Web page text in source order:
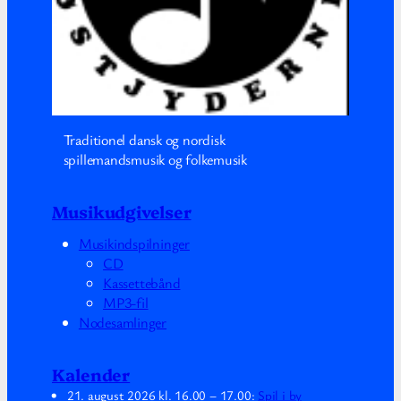
Traditionel dansk og nordisk
spillemandsmusik og folkemusik
Musikudgivelser
Musikindspilninger
CD
Kassettebånd
MP3-fil
Nodesamlinger
Kalender
21. august 2026 kl. 16.00 – 17.00: Spil i by